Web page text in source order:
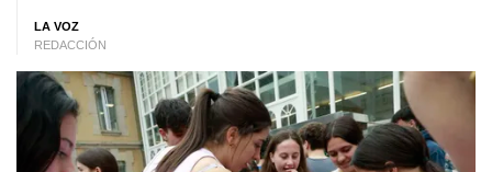
LA VOZ
REDACCIÓN